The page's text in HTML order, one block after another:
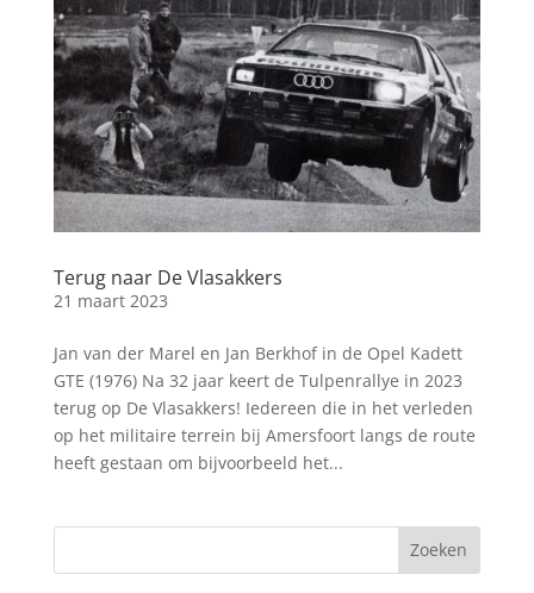
Terug naar De Vlasakkers
21 maart 2023
Jan van der Marel en Jan Berkhof in de Opel Kadett
GTE (1976) Na 32 jaar keert de Tulpenrallye in 2023
terug op De Vlasakkers! Iedereen die in het verleden
op het militaire terrein bij Amersfoort langs de route
heeft gestaan om bijvoorbeeld het...